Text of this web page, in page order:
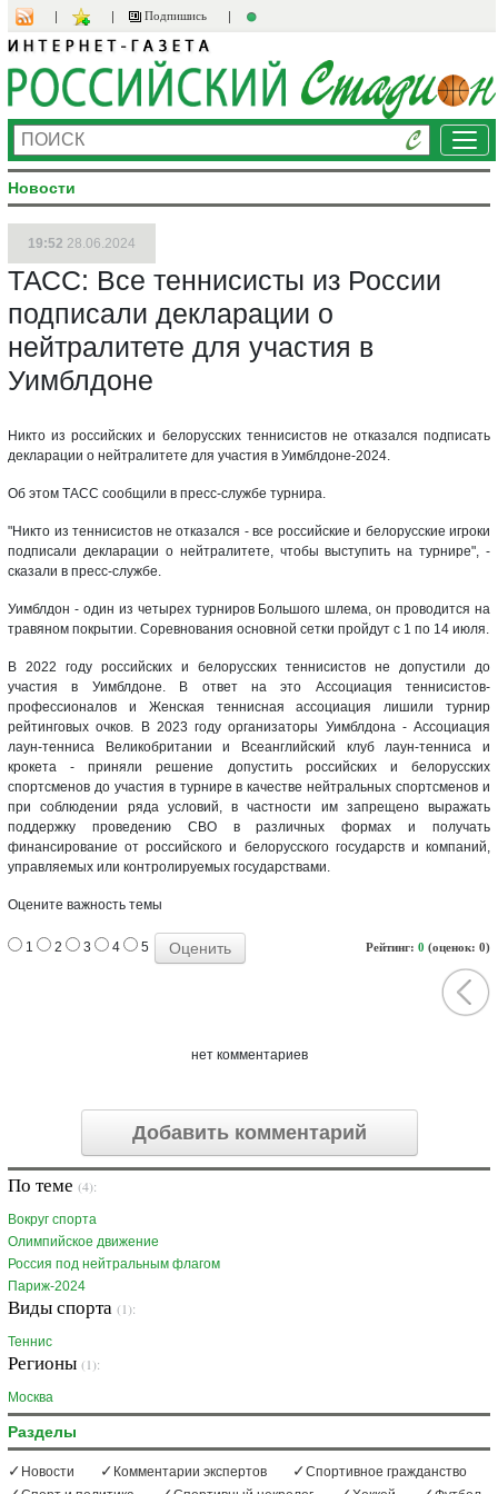
Подпишись
Новости
19:52 28.06.2024
ТАСС: Все теннисисты из России
подписали декларации о
нейтралитете для участия в
Уимблдоне
Никто из российских и белорусских теннисистов не отказался подписать
декларации о нейтралитете для участия в Уимблдоне-2024.
Об этом ТАСС сообщили в пресс-службе турнира.
"Никто из теннисистов не отказался - все российские и белорусские игроки
подписали декларации о нейтралитете, чтобы выступить на турнире", -
сказали в пресс-службе.
Уимблдон - один из четырех турниров Большого шлема, он проводится на
травяном покрытии. Соревнования основной сетки пройдут с 1 по 14 июля.
В 2022 году российских и белорусских теннисистов не допустили до
участия в Уимблдоне. В ответ на это Ассоциация теннисистов-
профессионалов и Женская теннисная ассоциация лишили турнир
рейтинговых очков. В 2023 году организаторы Уимблдона - Ассоциация
лаун-тенниса Великобритании и Всеанглийский клуб лаун-тенниса и
крокета - приняли решение допустить российских и белорусских
спортсменов до участия в турнире в качестве нейтральных спортсменов и
при соблюдении ряда условий, в частности им запрещено выражать
поддержку проведению СВО в различных формах и получать
финансирование от российского и белорусского государств и компаний,
управляемых или контролируемых государствами.
Оцените важность темы
Рейтинг: 0 (оценок: 0)
1 2 3 4 5
нет комментариев
Добавить комментарий
По теме (4):
Вокруг спорта
Олимпийское движение
Россия под нейтральным флагом
Париж-2024
Виды спорта (1):
Теннис
Регионы (1):
Москва
Разделы
Новости Комментарии экспертов
Спортивное гражданство